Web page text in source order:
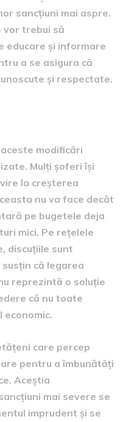
sancțiuni mai aspre.
trebui să
educare și informare
a se asigura că
și respectate.
modificări
Mulți șoferi își
la creșterea
nu va face decât
pe bugetele deja
mici. Pe rețelele
discuțiile sunt
că legarea
reprezintă o soluție
că nu toate
economic.
care percep
pentru a îmbunătăți
Aceștia
mai severe se
imprudent și se